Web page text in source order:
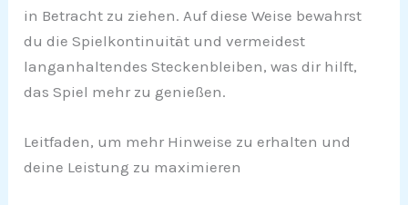
in Betracht zu ziehen. Auf diese Weise bewahrst
du die Spielkontinuität und vermeidest
langanhaltendes Steckenbleiben, was dir hilft,
das Spiel mehr zu genießen.
Leitfaden, um mehr Hinweise zu erhalten und
deine Leistung zu maximieren